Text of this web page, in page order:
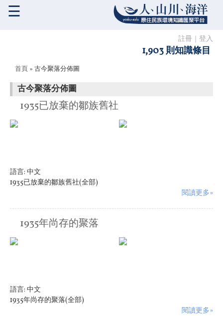
註冊 登入
1,903 則知識條目
☰
您在這裡
首頁 » 古今聚落分佈圖
古今聚落分佈圖
1935已放棄的鄒族舊社
語言: 中文
1935已放棄的鄒族舊社(全部)
閱讀更多»
1935年尚存的聚落
語言: 中文
1935年尚存的聚落(全部)
閱讀更多»